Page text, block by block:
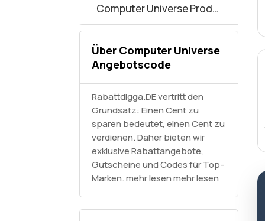
Computer Universe Produkte
Über Computer Universe
Angebotscode
Rabattdigga.DE vertritt den
Grundsatz: Einen Cent zu
sparen bedeutet, einen Cent zu
verdienen. Daher bieten wir
exklusive Rabattangebote,
Gutscheine und Codes für Top-
Marken. mehr lesenmehr lesen